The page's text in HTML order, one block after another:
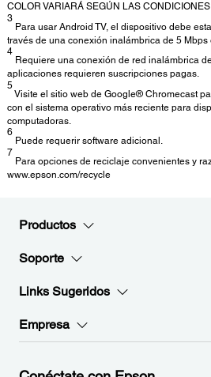
COLOR VARIARÁ SEGÚN LAS
3
Para usar Android TV, el dispositivo debe
través de una conexión inalámbrica de 5 Mbps
4
Requiere una conexión de red inalámbrica
aplicaciones requieren suscripciones pagas.
5
Visite el sitio web de Google® Chromecast
con el sistema operativo más reciente para
computadoras.
6
Puede requerir software adicional.
7
Para opciones de reciclaje convenientes y
www.epson.com/recycle
Productos
Soporte
Links Sugeridos
Empresa